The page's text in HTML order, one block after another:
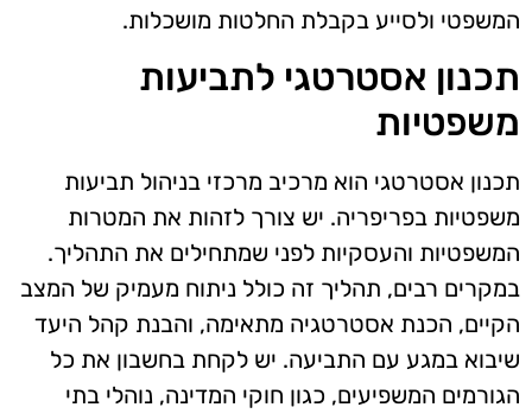
המשפטי ולסייע בקבלת החלטות מושכלות.
תכנון אסטרטגי לתביעות
משפטיות
תכנון אסטרטגי הוא מרכיב מרכזי בניהול תביעות
משפטיות בפריפריה. יש צורך לזהות את המטרות
המשפטיות והעסקיות לפני שמתחילים את התהליך.
במקרים רבים, תהליך זה כולל ניתוח מעמיק של המצב
הקיים, הכנת אסטרטגיה מתאימה, והבנת קהל היעד
שיבוא במגע עם התביעה. יש לקחת בחשבון את כל
הגורמים המשפיעים, כגון חוקי המדינה, נוהלי בתי